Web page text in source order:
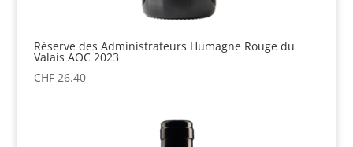
Réserve des Administrateurs Humagne Rouge du
Valais AOC 2023
CHF26.40